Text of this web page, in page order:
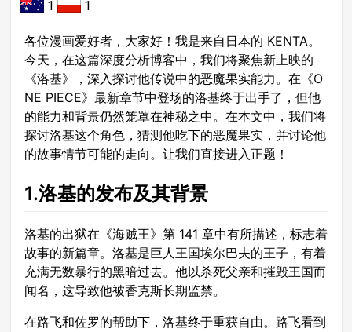
1
1
各位漫画爱好者，大家好！我是来自日本的 KENTA。
今天，在这篇深度分析博客中，我们将聚焦新上映的
《洛基》，深入探讨他传说中的恶魔果实能力。在《O
NE PIECE》最新章节中登场的洛基终于出手了，但他
的能力和背景仍然笼罩在神秘之中。在本文中，我们将
探讨洛基这个角色，猜测他吃下的恶魔果实，并讨论他
的故事情节可能的走向。让我们直接进入正题！
1.洛基的发布及其背景
洛基的出狱在《海贼王》第 141 章中有所描述，标志着
故事的新篇章。洛基是巨人王国埃尔巴夫的王子，有着
充满无数暴行的黑暗过去。他以杀死父亲和摧毁王国而
闻名，这导致他被香克斯长期监禁。
在路飞和佐罗的帮助下，洛基终于重获自由。路飞看到